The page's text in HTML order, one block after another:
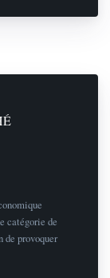
catégorie de
de provoquer